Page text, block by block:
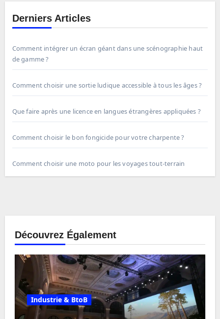
Derniers Articles
Comment intégrer un écran géant dans une scénographie haut
de gamme ?
Comment choisir une sortie ludique accessible à tous les âges ?
Que faire après une licence en langues étrangères appliquées ?
Comment choisir le bon fongicide pour votre charpente ?
Comment choisir une moto pour les voyages tout-terrain
Découvrez Également
Industrie & BtoB